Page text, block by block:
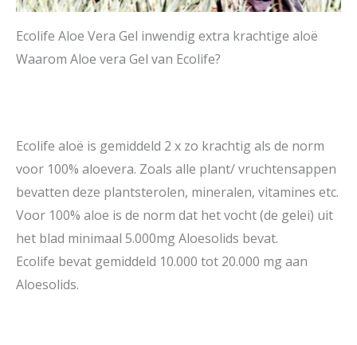
Ecolife Aloe Vera Gel inwendig extra krachtige aloë
Waarom Aloe vera Gel van Ecolife?
Ecolife aloë is gemiddeld 2 x zo krachtig als de norm
voor 100% aloevera. Zoals alle plant/ vruchtensappen
bevatten deze plantsterolen, mineralen, vitamines etc.
Voor 100% aloe is de norm dat het vocht (de gelei) uit
het blad minimaal 5.000mg Aloesolids bevat.
Ecolife bevat gemiddeld 10.000 tot 20.000 mg aan
Aloesolids.